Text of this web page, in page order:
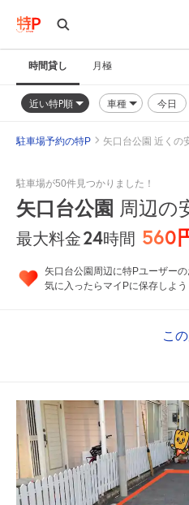
時間貸し 月極
近い特P順 車種 今日
駐車場予約の特P 矢口台公園 近くの
駐車場が50件見つかりました！
矢口台公園 周辺の
最大料金24時間 560
矢口台公園周辺に特Pユーザー
気に入ったらマイPに保存しよう
こ